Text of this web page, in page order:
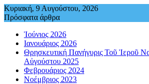
Περάστε
στο
Κυριακή, 9 Αυγούστου, 2026
Πρόσφατα άρθρα
Ἰούνιος 2026
Ιανουάριος 2026
Θρησκευτική Πανήγυρις Τοῦ Ἱεροῦ
Αὐγούστου 2025
Φεβρουάριος 2024
Νοέμβριος 2023